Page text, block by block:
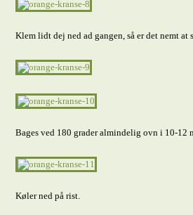
Klem lidt dej ned ad gangen, så er det nemt at
Bages ved 180 grader almindelig ovn i 10-12
Køler ned på rist.